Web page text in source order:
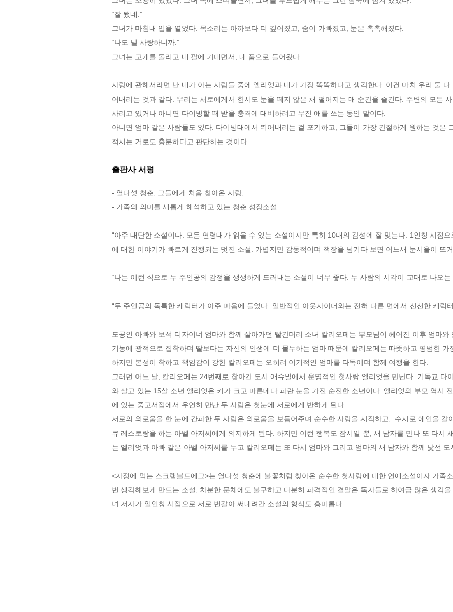
“잘 됐네.”
그녀가 마침내 입을 열었다. 목소리는 아까보다 더 깊어졌고, 숨이 가빠졌고, 눈은 촉촉해졌다.
“나도 널 사랑하니까.”
그녀는 고개를 돌리고 내 팔에 기대면서, 내 품으로 들어왔다.
사랑에 관해서라면 난 내가 아는 사람들 중에 엘리엇과 내가 가장 똑똑하다고 생각한다. 이건 마치 우리 둘
어내리는 것과 같다. 우리는 서로에게서 한시도 눈을 떼지 않은 채 떨어지는 매 순간을 즐긴다. 주변의 모든
사리고 있거나 아니면 다이빙할 때 받을 충격에 대비하려고 무진 애를 쓰는 동안 말이다.
아니면 엄마 같은 사람들도 있다. 다이빙대에서 뛰어내리는 걸 포기하고, 그들이 가장 간절하게 원하는 것은
적시는 거로도 충분하다고 판단하는 것이다.
출판사 서평
- 열다섯 청춘, 그들에게 처음 찾아온 사랑,
- 가족의 의미를 새롭게 해석하고 있는 청춘 성장소설
“아주 대단한 소설이다. 모든 연령대가 읽을 수 있는 소설이지만 특히 10대의 감성에 잘 맞는다. 1인칭 시점
에 대한 이야기가 빠르게 진행되는 멋진 소설. 가볍지만 감동적이며 책장을 넘기다 보면 어느새 눈시울이 뜨
“나는 이런 식으로 두 주인공의 감정을 생생하게 드러내는 소설이 너무 좋다. 두 사람의 시각이 교대로 나오
“두 주인공의 독특한 캐릭터가 아주 마음에 들었다. 일반적인 아웃사이더와는 전혀 다른 면에서 신선한 캐릭
도공인 아빠와 보석 디자이너 엄마와 함께 살아가던 빨간머리 소녀 칼리오페는 부모님이 헤어진 이후 엄마
기농에 광적으로 집착하며 딸보다는 자신의 인생에 더 몰두하는 엄마 때문에 칼리오페는 따뜻하고 평범한 가
하지만 본성이 착하고 책임감이 강한 칼리오페는 오히려 이기적인 엄마를 다독이며 함께 여행을 한다.
그러던 어느 날, 칼리오페는 24번째로 찾아간 도시 애슈빌에서 운명적인 첫사랑 엘리엇을 만난다. 기독교 다
와 살고 있는 15살 소년 엘리엇은 키가 크고 마른데다 파란 눈을 가진 순진한 소년이다. 엘리엇의 부모 역시
에 있는 중고서점에서 우연히 만난 두 사람은 첫눈에 서로에게 반하게 된다.
서로의 외로움을 한 눈에 간파한 두 사람은 외로움을 보듬어주며 순수한 사랑을 시작하고,  수시로 애인을 갈
큐 레스토랑을 하는 아벨 아저씨에게 의지하게 된다. 하지만 이런 행복도 잠시일 뿐, 새 남자를 만나 또 다시
는 엘리엇과 아빠 같은 아벨 아저씨를 두고 칼리오페는 또 다시 엄마와 그리고 엄마의 새 남자와 함께 낯선
<자정에 먹는 스크램블드에그>는 열다섯 청춘에 불꽃처럼 찾아온 순수한 첫사랑에 대한 연애소설이자 가족
번 생각해보게 만드는 소설, 차분한 문체에도 불구하고 다분히 파격적인 결말은 독자들로 하여금 많은 생각
녀 저자가 일인칭 시점으로 서로 번갈아 써내려간 소설의 형식도 흥미롭다.